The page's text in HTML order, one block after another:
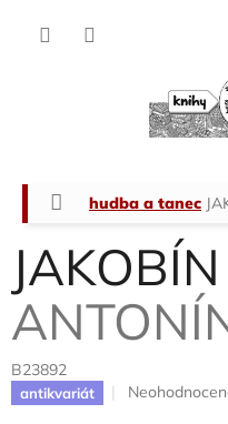
Domů
hudba a tanec
JAKOBÍN
B23892
antikvariát
Průměrné